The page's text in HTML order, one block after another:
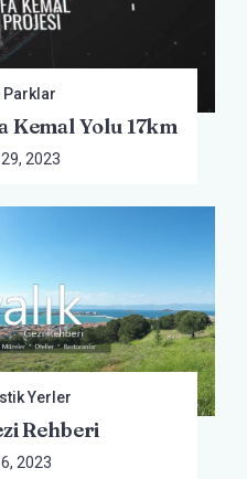
Parklar
Kemal Yolu 17km
2023
Yerler
Rehberi
2023